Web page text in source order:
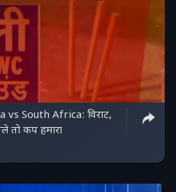
South Africa: विराट,
तो कप हमारा